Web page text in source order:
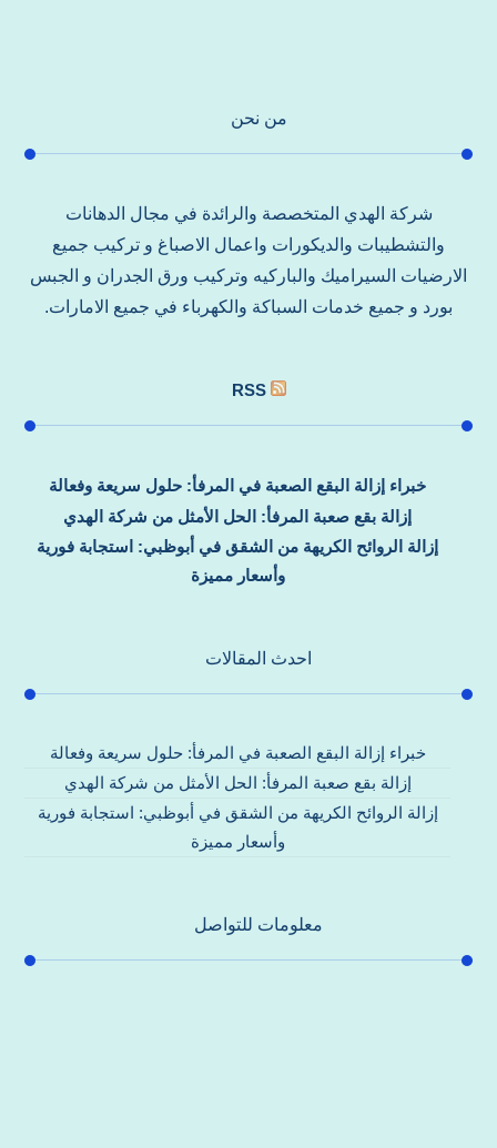
من نحن
شركة الهدي المتخصصة والرائدة في مجال الدهانات
والتشطيبات والديكورات واعمال الاصباغ و تركيب جميع
الارضيات السيراميك والباركيه وتركيب ورق الجدران و الجبس
بورد و جميع خدمات السباكة والكهرباء في جميع الامارات.
RSS
خبراء إزالة البقع الصعبة في المرفأ: حلول سريعة وفعالة
إزالة بقع صعبة المرفأ: الحل الأمثل من شركة الهدي
إزالة الروائح الكريهة من الشقق في أبوظبي: استجابة فورية
وأسعار مميزة
احدث المقالات
خبراء إزالة البقع الصعبة في المرفأ: حلول سريعة وفعالة
إزالة بقع صعبة المرفأ: الحل الأمثل من شركة الهدي
إزالة الروائح الكريهة من الشقق في أبوظبي: استجابة فورية
وأسعار مميزة
معلومات للتواصل